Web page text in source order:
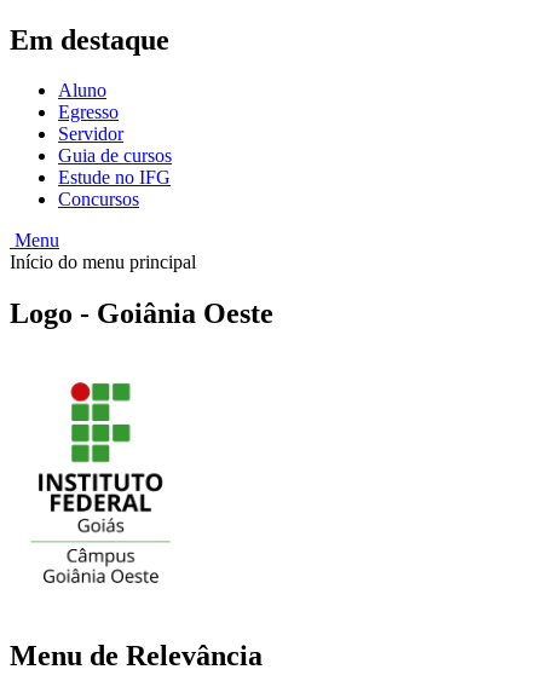
Em destaque
Aluno
Egresso
Servidor
Guia de cursos
Estude no IFG
Concursos
Menu
Início do menu principal
Logo - Goiânia Oeste
Menu de Relevância